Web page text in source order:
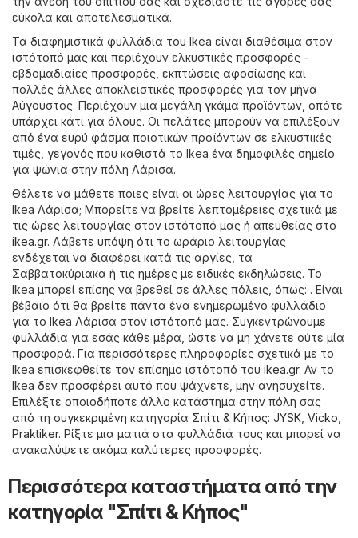
εύκολα και αποτελεσματικά.
Τα διαφημιστικά φυλλάδια του Ikea είναι διαθέσιμα στον
ιστότοπό μας και περιέχουν ελκυστικές προσφορές -
εβδομαδιαίες προσφορές, εκπτώσεις αφοσίωσης και
πολλές άλλες αποκλειστικές προσφορές για τον μήνα
Αύγουστος. Περιέχουν μια μεγάλη γκάμα προϊόντων, οπότε
υπάρχει κάτι για όλους. Οι πελάτες μπορούν να επιλέξουν
από ένα ευρύ φάσμα ποιοτικών προϊόντων σε ελκυστικές
τιμές, γεγονός που καθιστά το Ikea ένα δημοφιλές σημείο
για ψώνια στην πόλη Λάρισα.
Θέλετε να μάθετε ποιες είναι οι ώρες λειτουργίας για το
Ikea Λάρισα; Μπορείτε να βρείτε λεπτομέρειες σχετικά με
τις ώρες λειτουργίας στον ιστότοπό μας ή απευθείας στο
ikea.gr. Λάβετε υπόψη ότι το ωράριο λειτουργίας
ενδέχεται να διαφέρει κατά τις αργίες, τα
Σαββατοκύριακα ή τις ημέρες με ειδικές εκδηλώσεις. Το
Ikea μπορεί επίσης να βρεθεί σε άλλες πόλεις, όπως: . Είναι
βέβαιο ότι θα βρείτε πάντα ένα ενημερωμένο φυλλάδιο
για το Ikea Λάρισα στον ιστότοπό μας. Συγκεντρώνουμε
φυλλάδια για εσάς κάθε μέρα, ώστε να μη χάνετε ούτε μία
προσφορά. Για περισσότερες πληροφορίες σχετικά με το
Ikea επισκεφθείτε τον επίσημο ιστότοπό του ikea.gr. Αν το
Ikea δεν προσφέρει αυτό που ψάχνετε, μην ανησυχείτε.
Επιλέξτε οποιοδήποτε άλλο κατάστημα στην πόλη σας
από τη συγκεκριμένη κατηγορία Σπίτι & Κήπος: JYSK Vicko
Praktiker. Ρίξτε μια ματιά στα φυλλάδιά τους και μπορεί να
ανακαλύψετε ακόμα καλύτερες προσφορές.
Περισσότερα καταστήματα από την
κατηγορία "Σπίτι & Κήπος"